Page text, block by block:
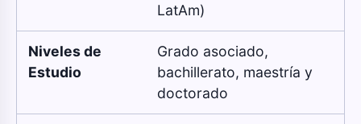
LatAm)
Niveles de
Estudio
Grado asociado,
bachillerato, maestría y
doctorado